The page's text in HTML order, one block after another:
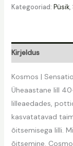
Kategooriad: Püsik,
Kirjeldus
Kosmos |
Üheaastane lill
lilleaedades,
kasvatatavad
õitsemisega lilli.
õitsemine.